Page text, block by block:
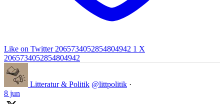
Like on Twitter 2065734052854804942 1 X
2065734052854804942
Litteratur & Politik @littpolitik ·
8 jun